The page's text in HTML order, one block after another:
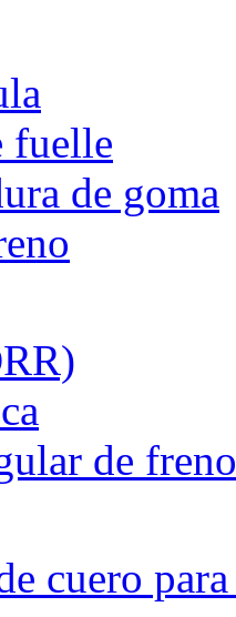
fuelle
de goma
de freno
cuero